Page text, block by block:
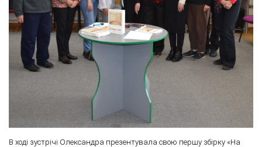
В ході зустрічі Олександра презентувала свою першу збірку «На